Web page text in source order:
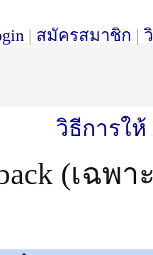
| สมัครสมาชิก |
วิธีการให้
(เฉ